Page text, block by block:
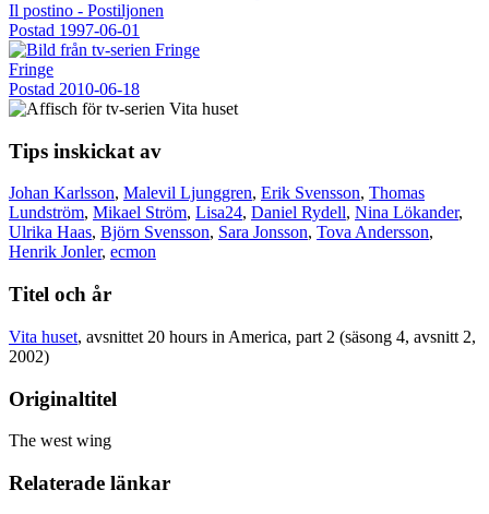
Il postino - Postiljonen
Postad 1997-06-01
Fringe
Postad 2010-06-18
Tips inskickat av
Johan Karlsson, Malevil Ljunggren, Erik Svensson, Thomas
Lundström, Mikael Ström, Lisa24, Daniel Rydell, Nina Lökander,
Ulrika Haas, Björn Svensson, Sara Jonsson, Tova Andersson,
Henrik Jonler, ecmon
Titel och år
Vita huset, avsnittet 20 hours in America, part 2 (säsong 4, avsnitt 2,
2002)
Originaltitel
The west wing
Relaterade länkar